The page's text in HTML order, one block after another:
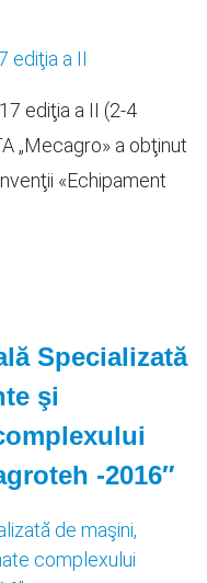
ediţia a II (2-4
„Mecagro» a obţinut
«Echipament
Specializată
şi
-2016″